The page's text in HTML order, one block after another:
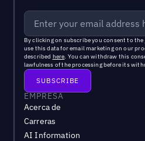
By clicking on subscribe you consent to the
use this data for email marketing on our
described here. You can withdraw this
lawfulness of the processing before its
EMPRESA
Acerca de
Carreras
AI Information